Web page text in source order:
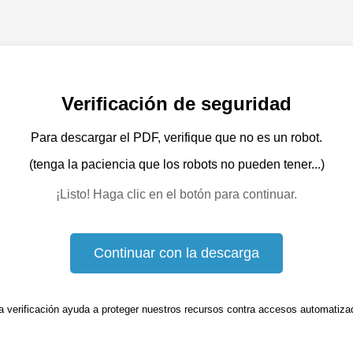
Verificación de seguridad
Para descargar el PDF, verifique que no es un robot.
(tenga la paciencia que los robots no pueden tener...)
¡Listo! Haga clic en el botón para continuar.
Continuar con la descarga
verificación ayuda a proteger nuestros recursos contra accesos